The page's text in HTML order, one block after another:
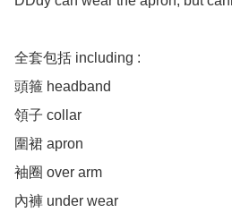
全套包括 including :
頭箍 headband
領子 collar
圍裙 apron
袖圈 over arm
內褲 under wear